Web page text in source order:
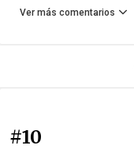
Ver más comentarios
#10